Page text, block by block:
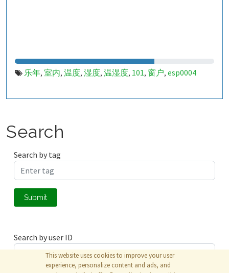
乐年, 室内, 温度, 湿度, 温湿度, 101, 窗户, esp0004
Search
Search by tag
Submit
Search by user ID
This website uses cookies to improve your user
experience, personalize content and ads, and